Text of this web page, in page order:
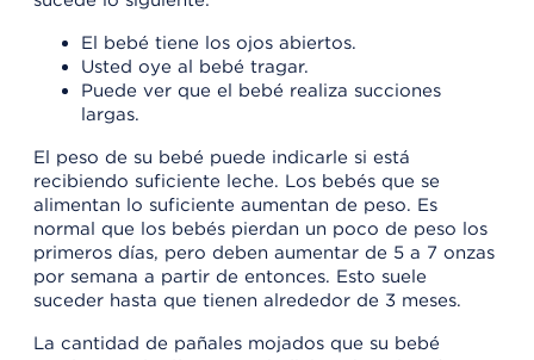
El bebé tiene los ojos abiertos.
Usted oye al bebé tragar.
Puede ver que el bebé realiza succiones
largas.
El peso de su bebé puede indicarle si está
recibiendo suficiente leche. Los bebés que se
alimentan lo suficiente aumentan de peso. Es
normal que los bebés pierdan un poco de peso los
primeros días, pero deben aumentar de 5 a 7 onzas
por semana a partir de entonces. Esto suele
suceder hasta que tienen alrededor de 3 meses.
La cantidad de pañales mojados que su bebé